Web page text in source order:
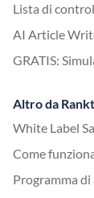
Lista di
AI Article
GRATIS:
Altro da
White Label
Come
Programma